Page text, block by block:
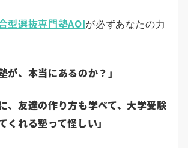
型選抜専門塾AOIが必ずあなたの力
が、本当にあるのか？」
、友達の作り方も学べて、大学受験
くれる塾って怪しい」